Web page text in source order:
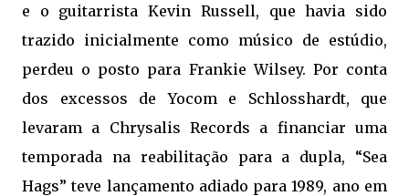
e o guitarrista Kevin Russell, que havia sido
trazido inicialmente como músico de estúdio,
perdeu o posto para Frankie Wilsey. Por conta
dos excessos de Yocom e Schlosshardt, que
levaram a Chrysalis Records a financiar uma
temporada na reabilitação para a dupla, “Sea
Hags” teve lançamento adiado para 1989, ano em